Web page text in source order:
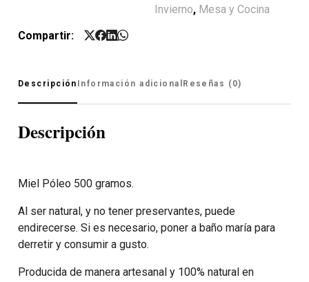
Invierno, Mesa y Cocina
Compartir:
Descripción Información adicional Reseñas (0)
Descripción
Miel Póleo 500 gramos.
Al ser natural, y no tener preservantes, puede
endirecerse. Si es necesario, poner a baño maría para
derretir y consumir a gusto.
Producida de manera artesanal y 100% natural en